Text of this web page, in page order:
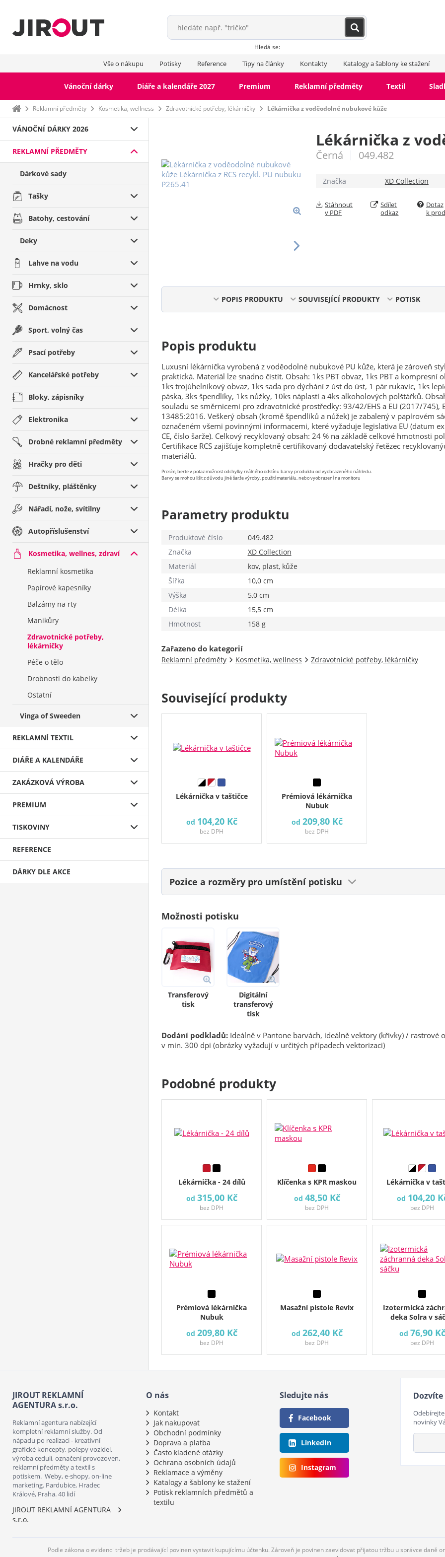
Hledá se:
Vše o nákupu Potisky Reference Tipy na články Kontakty Katalogy a šablony ke stažení
Vánoční dárky Diáře a kalendáře 2027 Premium Reklamní předměty Textil
Domů Reklamní předměty Kosmetika, wellness Zdravotnické potřeby, lékárničky Lékárnička z voděodolné nubukové kůže
VÁNOČNÍ DÁRKY 2026
REKLAMNÍ PŘEDMĚTY
Dárkové sady
Tašky
Batohy, cestování
Deky
Lahve na vodu
Hrnky, sklo
Domácnost
Sport, volný čas
Psací potřeby
Kancelářské potřeby
Bloky, zápisníky
Elektronika
Drobné reklamní předměty
Hračky pro děti
Deštníky, pláštěnky
Nářadí, nože, svítilny
Autopříslušenství
Kosmetika, wellnes, zdraví
Reklamní kosmetika
Papírové kapesníky
Balzámy na rty
Manikůry
Zdravotnické potřeby,
lékárničky
Péče o tělo
Drobnosti do kabelky
Ostatní
Vinga of Sweeden
REKLAMNÍ TEXTIL
DIÁŘE A KALENDÁŘE
ZAKÁZKOVÁ VÝROBA
PREMIUM
TISKOVINY
REFERENCE
DÁRKY DLE AKCE
Lékárnička z
Černá 049.482
Značka XD Collection
Stáhnout
v PDF
Sdílet
odkaz
Dotaz
k
POPIS PRODUKTU SOUVISEJÍCÍ PRODUKTY POTISK
Popis produktu
Luxusní lékárnička vyrobená z voděodolné nubukové PU kůže, která je zároveň
praktická. Materiál lze snadno čistit. Obsah: 1ks PBT obvaz, 1ks PBT a kompresní
1ks trojúhelníkový obvaz, 1ks sada pro dýchání z úst do úst, 1 pár rukavic, 1ks
páska, 3ks špendlíky, 1ks nůžky, 10ks náplastí a 4ks alkoholových polštářků.
souladu se směrnicemi pro zdravotnické prostředky: 93/42/EHS a EU (2017/745),
13485:2016. Veškerý obsah (kromě špendlíků a nůžek) je zabalený v papírovém
označeném všemi povinnými informacemi, které vyžaduje legislativa EU (datum
CE, číslo šarže). Celkový recyklovaný obsah: 24 % na základě celkové hmotnosti
Certifikace RCS zajišťuje kompletně certifikovaný dodavatelský řetězec
materiálů.
Prosím, berte v potaz možnost odchylky reálného odstínu barvy produktu od vyobrazeného náhledu.
Barvy se mohou lišit z důvodu jiné šarže výroby, použití materiálu, nebo vyobrazení na monitoru
Parametry produktu
Produktové číslo
049.482
Značka
XD Collection
Materiál
kov, plast, kůže
Šířka
10,0 cm
Výška
5,0 cm
Délka
15,5 cm
Hmotnost
158 g
Zařazeno do kategorií
Reklamní předměty Kosmetika, wellness Zdravotnické potřeby, lékárničky
Související produkty
Lékárnička v taštičce
od 104,20 Kč
bez DPH
Prémiová lékárnička
Nubuk
od 209,80 Kč
bez DPH
Pozice a rozměry pro umístění potisku
Možnosti potisku
Transferový
tisk
Digitální
transferový
tisk
Dodání podkladů: Ideálně v Pantone barvách, ideálně vektory (křivky) / rastrové
v min. 300 dpi (obrázky vyžadují v určitých případech vektorizaci)
Podobné produkty
Lékárnička - 24 dílů
od 315,00 Kč
bez DPH
Klíčenka s KPR maskou
od 48,50 Kč
bez DPH
Lékárnička v
od 104,20
bez DPH
Prémiová lékárnička
Nubuk
od 209,80 Kč
bez DPH
Masažní pistole Revix
od 262,40 Kč
bez DPH
Izotermická
deka Solra v
od 76,90 Kč
bez DPH
JIROUT REKLAMNÍ
AGENTURA s.r.o.
Reklamní agentura nabízející
kompletní reklamní služby. Od
nápadu po realizaci - kreativní
grafické koncepty, polepy vozidel,
výroba cedulí, označení provozoven,
reklamní předměty a textil s
potiskem. Weby, e-shopy, on-line
marketing. Pardubice, Hradec
Králové, Praha. 40 lidí
JIROUT REKLAMNÍ AGENTURA
s.r.o.
O nás
Kontakt
Jak nakupovat
Obchodní podmínky
Doprava a platba
Často kladené otázky
Ochrana osobních údajů
Reklamace a výměny
Katalogy a šablony ke stažení
Potisk reklamních předmětů a
textilu
Sledujte nás
Facebook
LinkedIn
Instagram
novinky
Podle zákona o evidenci tržeb je prodávající povinen vystavit kupujícímu účtenku. Zároveň je povinen zaevidovat přijatou tržbu u správce daně